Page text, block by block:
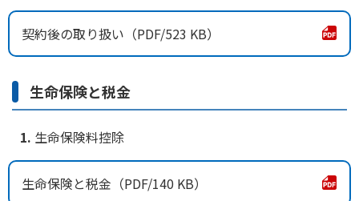
契約後の取り扱い 523 KB
生命保険と税金
生命保険料控除
生命保険と税金 140 KB